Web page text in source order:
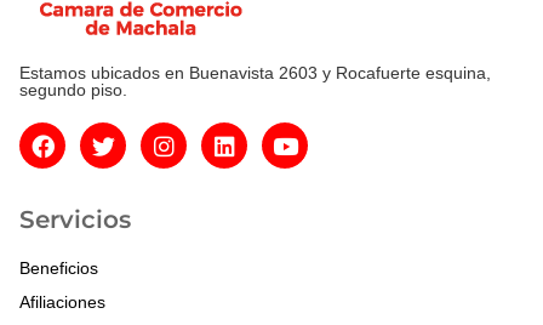
Estamos ubicados en Buenavista 2603 y Rocafuerte esquina,
segundo piso.
Servicios
Beneficios
Afiliaciones